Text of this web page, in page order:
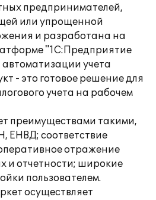
предпринимателей,
или упрощенной
и разработана на
"1С:Предприятие
учета
- это готовое решение для
учета на рабочем
преимуществами такими,
ЕНВД; соответствие
отражение
и отчетности; широкие
пользователем.
осуществляет